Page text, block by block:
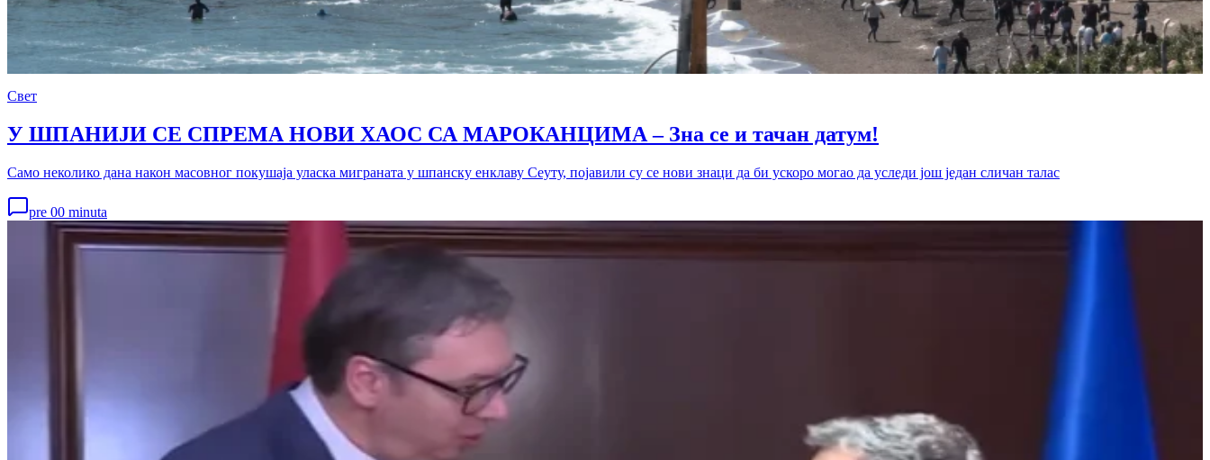
Свет
У ШПАНИЈИ СЕ СПРЕМА НОВИ ХАОС СА МАРОКАНЦИМА – Зна се и тачан датум!
Само неколико дана након масовног покушаја уласка миграната у шпанску енклаву Сеуту, појавили су се нови знаци да би ускоро могао да уследи још један сличан талас
pre 00 minuta